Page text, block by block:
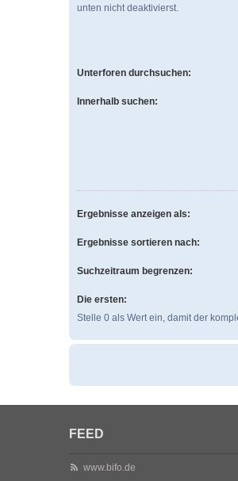
unten nicht deaktivierst.
Unterforen durchsuchen:
Innerhalb suchen:
Ergebnisse anzeigen als:
Ergebnisse sortieren nach:
Suchzeitraum begrenzen:
Die ersten:
Stelle 0 als Wert ein, damit der
FEED
www.bifo.de